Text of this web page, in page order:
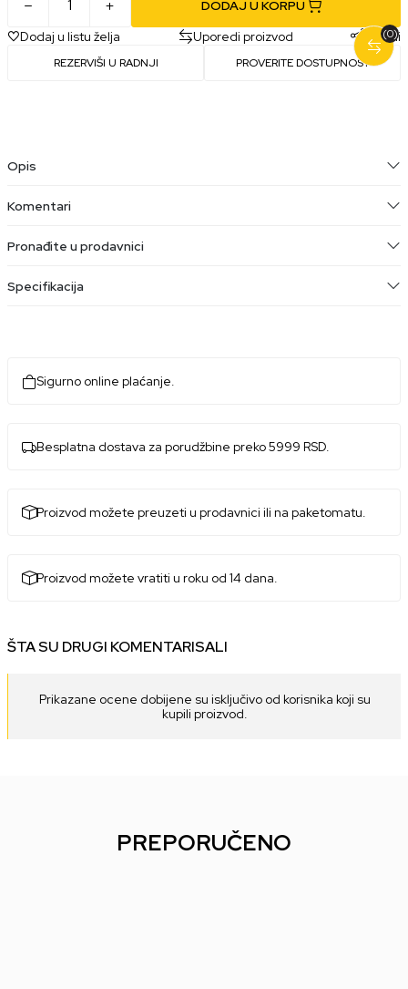
DODAJ U KORPU
Dodaj u listu želja
Uporedi proizvod Podeli
REZERVIŠI U RADNJI PROVERITE DOSTUPNOST
(0)
Opis
Komentari
Pronađite u prodavnici
Specifikacija
Sigurno online plaćanje.
Besplatna dostava za porudžbine preko 5999 RSD.
Proizvod možete preuzeti u prodavnici ili na paketomatu.
Proizvod možete vratiti u roku od 14 dana.
ŠTA SU DRUGI KOMENTARISALI
Prikazane ocene dobijene su isključivo od korisnika koji su
kupili proizvod.
PREPORUČENO